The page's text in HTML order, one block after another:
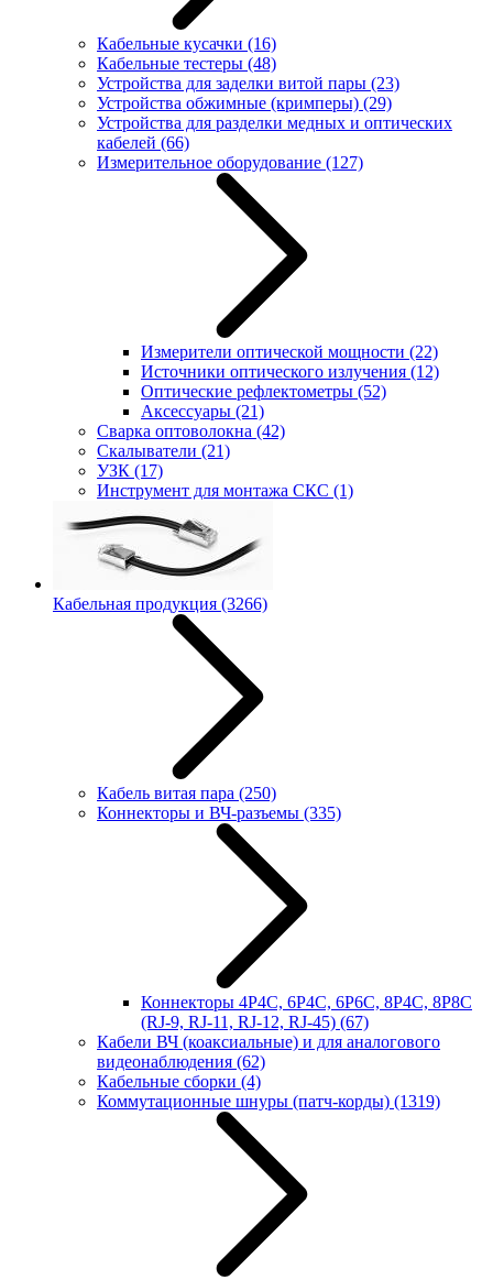
Кабельные кусачки (16)
Кабельные тестеры (48)
Устройства для заделки витой пары (23)
Устройства обжимные (кримперы) (29)
Устройства для разделки медных и оптических
кабелей (66)
Измерительное оборудование (127)
Измерители оптической мощности (22)
Источники оптического излучения (12)
Оптические рефлектометры (52)
Аксессуары (21)
Сварка оптоволокна (42)
Скалыватели (21)
УЗК (17)
Инструмент для монтажа СКС (1)
Кабельная продукция (3266)
Кабель витая пара (250)
Коннекторы и ВЧ-разъемы (335)
Коннекторы 4P4C, 6P4C, 6P6C, 8P4C, 8P8C
(RJ-9, RJ-11, RJ-12, RJ-45) (67)
Кабели ВЧ (коаксиальные) и для аналогового
видеонаблюдения (62)
Кабельные сборки (4)
Коммутационные шнуры (патч-корды) (1319)